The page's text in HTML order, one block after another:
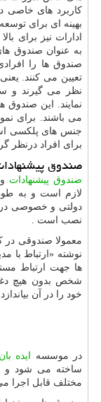
کاربرد های خاصی
بهینه ای برای
ادارات نیز برای
به عنوان صندوق
صندوق ها را
تعیین می کنند.
نظر می گیرند و
نمایند. این صندوق
می باشند. برای
جنس های پلکسی
برای افراد درنظر
صندوق
صندوق پیشنهادات
لازم است و به
دولتی و خصوصی
نصب است .
معمولا صندوقی در
نوشته «ارتباط با
ها جهت ارتباط
شخص بدون هیچ
خود را در آن بیاندازد.
در موسسه ایده بان
ساخته می شود و
مختلف قابل اجرا